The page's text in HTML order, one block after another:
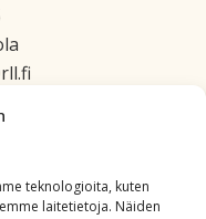
teknologioita, kuten
laitetietoja. Näiden
rll.fi